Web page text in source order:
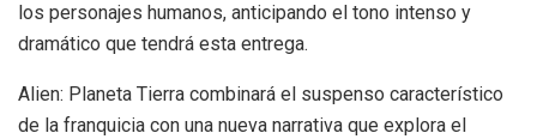
los personajes humanos, anticipando el tono intenso y
dramático que tendrá esta entrega.
Alien: Planeta Tierra combinará el suspenso característico
de la franquicia con una nueva narrativa que explora el